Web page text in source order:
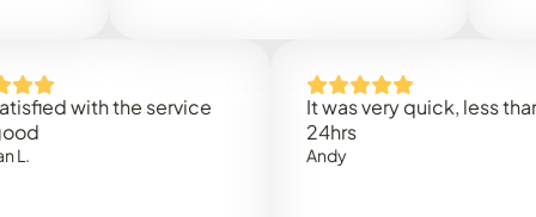
with the service
It was very quick, less than